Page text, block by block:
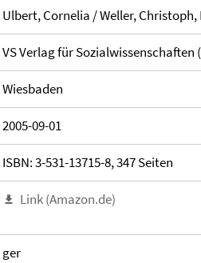
Ulbert, Cornelia / Weller, Christoph,
VS Verlag für
Wiesbaden
2005-09-01
ISBN: 3-531-13715-8, 347 Seiten
Link (Amazon.de)
ger